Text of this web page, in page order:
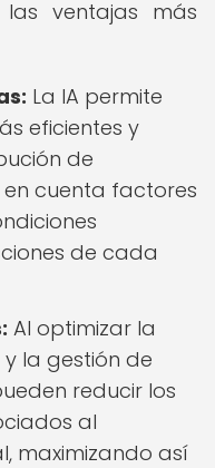
las ventajas más
La IA permite
eficientes y
de
cuenta factores
de cada
Al optimizar la
la gestión de
reducir los
al
maximizando así